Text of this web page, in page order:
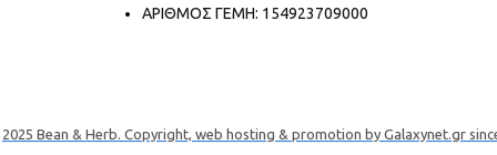
ΑΡΙΘΜΟΣ ΓΕΜΗ: 154923709000
2025 Bean & Herb. Copyright, web hosting & promotion by Galaxynet.gr